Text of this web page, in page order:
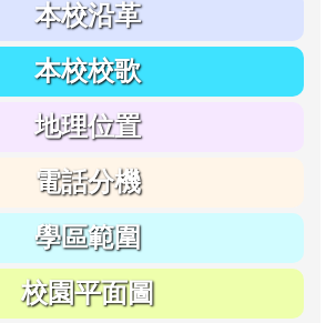
本校沿革
本校校歌
地理位置
電話分機
學區範圍
校園平面圖